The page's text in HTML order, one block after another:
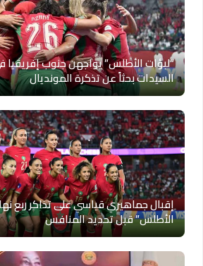
“لبؤات الأطلس” يواجهن جنوب إفريقيا
السيدات بحثاً عن تذكرة المونديال
إقبال جماهيري قياسي على تذاكر ربع
الأطلس” قبل تحديد المنافس